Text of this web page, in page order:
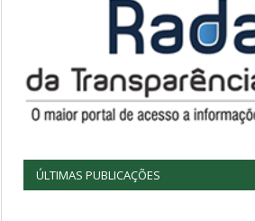
ÚLTIMAS PUBLICAÇÕES